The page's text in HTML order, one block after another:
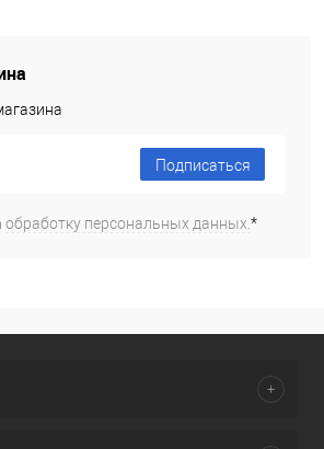
Подписаться
обработку персональных данных.*